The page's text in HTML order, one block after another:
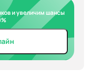
и увеличим шансы